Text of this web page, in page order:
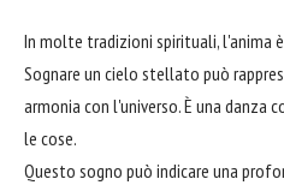
In molte tradizioni spirituali, l'anima
Sognare un cielo stellato può
armonia con l'universo. È una
le cose.
Questo sogno può indicare una